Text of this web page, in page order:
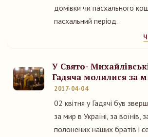
домівки чи пасхального
пасхальний період.
У Свято-
Гадяча молилися за
2017-04-04
02 квітня у Гадячі був
за мир в Україні, за воїнів,
полонених наших братів і